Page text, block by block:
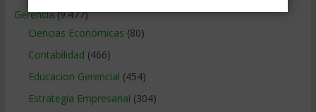
Gerencia(9.477)
Ciencias Económicas (80)
Contabilidad (466)
Educacion Gerencial (454)
Estrategia Empresarial (304)